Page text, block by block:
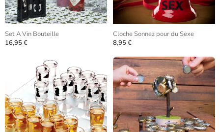
Set A Vin Bouteille
16,95 €
Cloche Sonnez pour du Sexe
8,95 €